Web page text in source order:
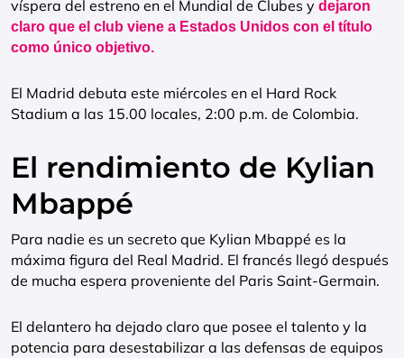
víspera del estreno en el Mundial de Clubes y dejaron
claro que el club viene a Estados Unidos con el título
como único objetivo.
El Madrid debuta este miércoles en el Hard Rock
Stadium a las 15.00 locales, 2:00 p.m. de Colombia.
El rendimiento de Kylian
Mbappé
Para nadie es un secreto que Kylian Mbappé es la
máxima figura del Real Madrid. El francés llegó después
de mucha espera proveniente del Paris Saint-Germain.
El delantero ha dejado claro que posee el talento y la
potencia para desestabilizar a las defensas de equipos